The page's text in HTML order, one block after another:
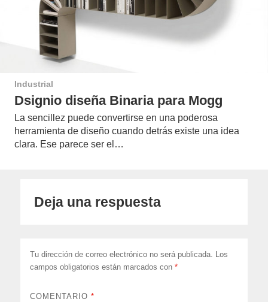
Industrial
Dsignio diseña Binaria para Mogg
La sencillez puede convertirse en una poderosa
herramienta de diseño cuando detrás existe una idea
clara. Ese parece ser el…
Deja una respuesta
Tu dirección de correo electrónico no será publicada. Los
campos obligatorios están marcados con*
COMENTARIO*